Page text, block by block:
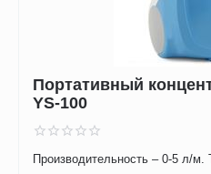
Портативный
YS-100
Производительность – 0-5 л/м.